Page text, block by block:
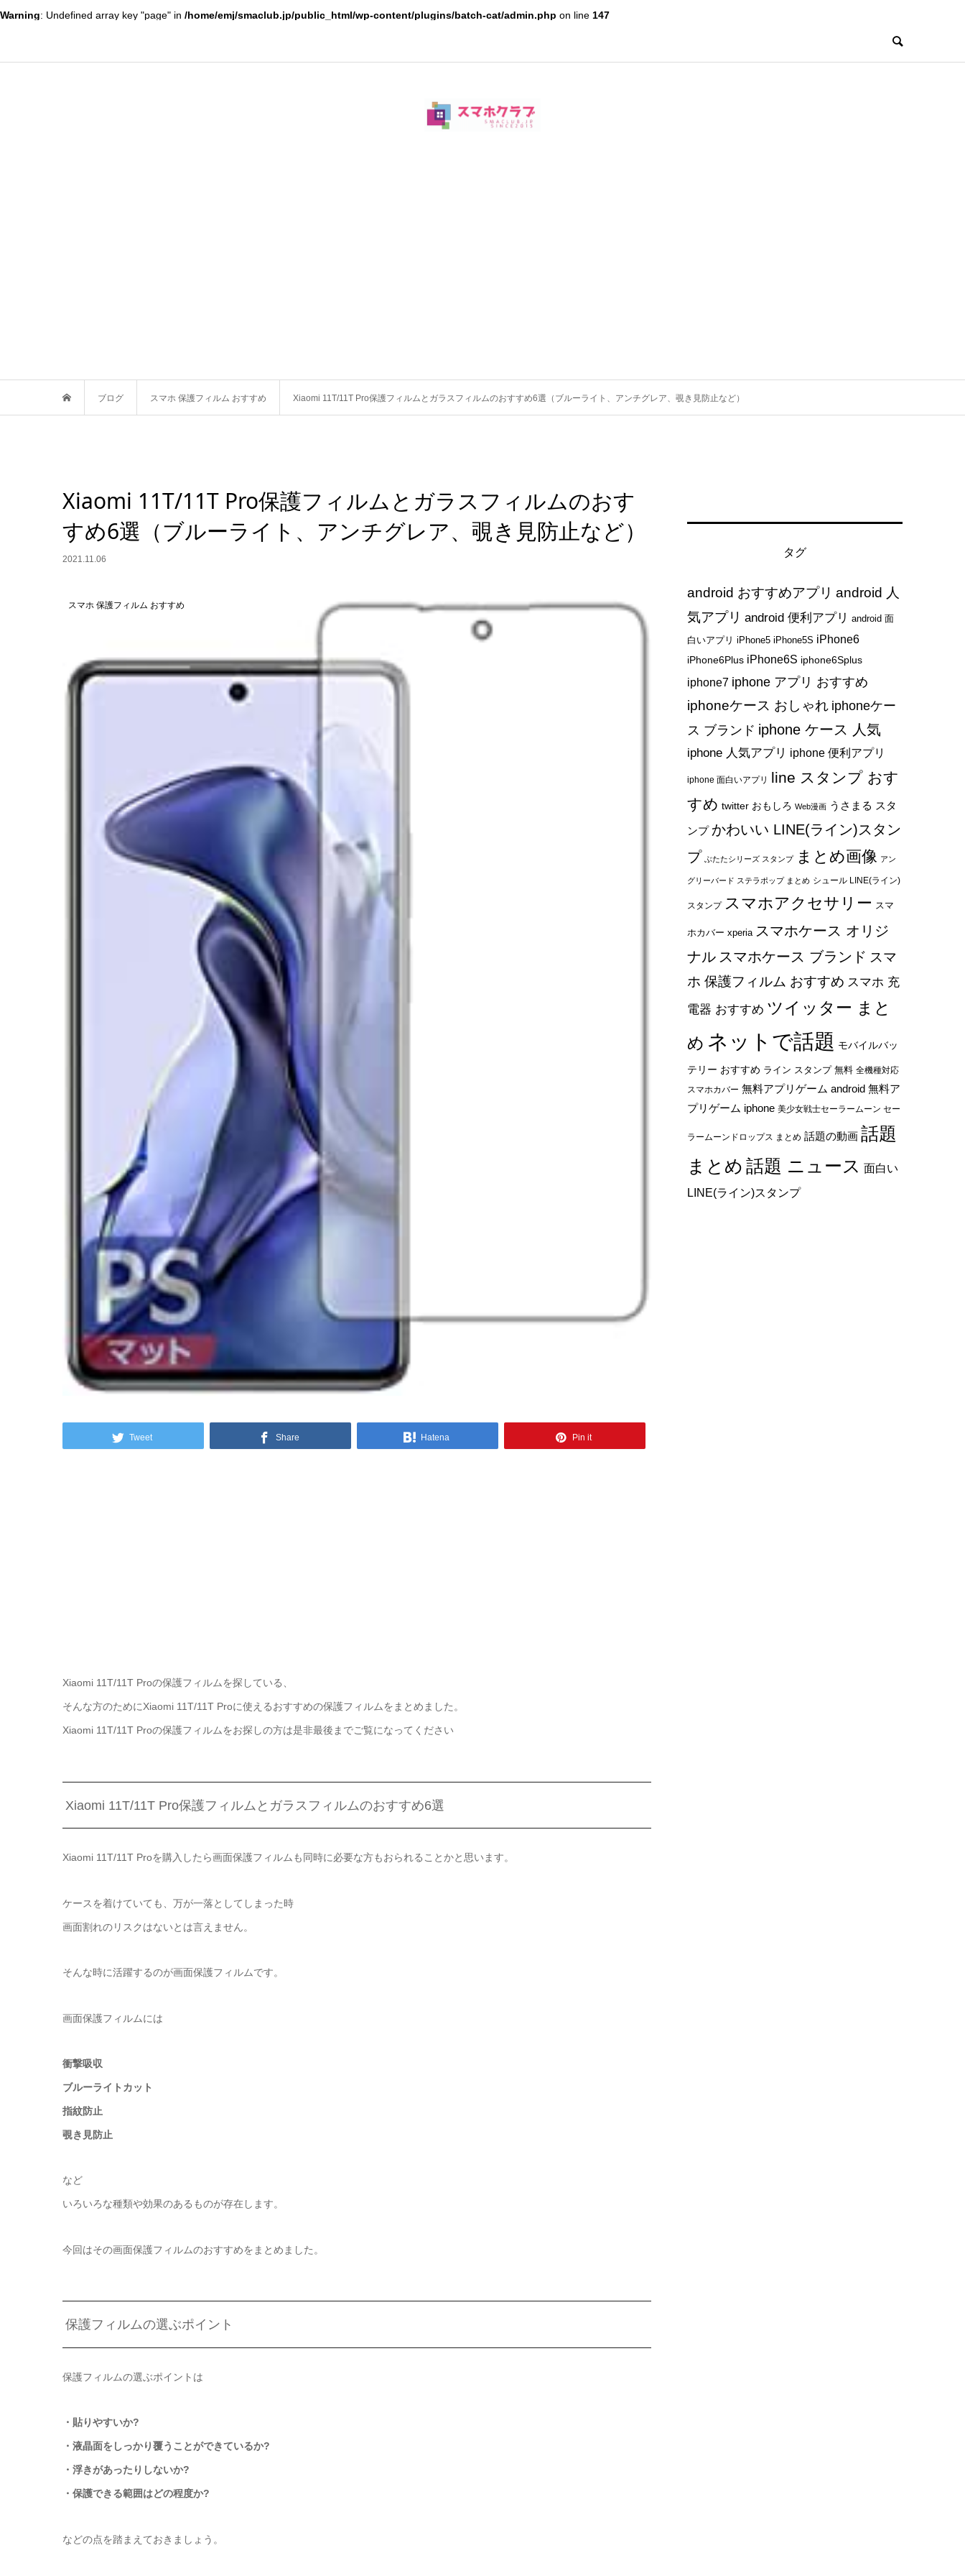
Warning: Undefined array key "page" in /home/emj/smaclub.jp/public_html/wp-content/plugins/batch-cat/admin.php on line 147
ブログ スマホ 保護フィルム おすすめ Xiaomi 11T/11T Pro保護フィルムとガラスフィルムのおすすめ6選（ブルーライト、アンチグレア、覗き見防止など）
Xiaomi 11T/11T Pro保護フィルムとガラスフィルムのおす
すめ6選（ブルーライト、アンチグレア、覗き見防止など）
2021.11.06
スマホ 保護フィルム おすすめ
Tweet Share Hatena Pin it
Xiaomi 11T/11T Proの保護フィルムを探している、
そんな方のためにXiaomi 11T/11T Proに使えるおすすめの保護フィルムをまとめました。
Xiaomi 11T/11T Proの保護フィルムをお探しの方は是非最後までご覧になってください
Xiaomi 11T/11T Pro保護フィルムとガラスフィルムのおすすめ6選
Xiaomi 11T/11T Proを購入したら画面保護フィルムも同時に必要な方もおられることかと思います。
ケースを着けていても、万が一落としてしまった時
画面割れのリスクはないとは言えません。
そんな時に活躍するのが画面保護フィルムです。
画面保護フィルムには
衝撃吸収
ブルーライトカット
指紋防止
覗き見防止
など
いろいろな種類や効果のあるものが存在します。
今回はその画面保護フィルムのおすすめをまとめました。
保護フィルムの選ぶポイント
保護フィルムの選ぶポイントは
・貼りやすいか?
・液晶面をしっかり覆うことができているか?
・浮きがあったりしないか?
・保護できる範囲はどの程度か?
などの点を踏まえておきましょう。
タグ
android おすすめアプリ android 人
気アプリ android 便利アプリ android 面
白いアプリ iPhone5 iPhone5S iPhone6
iPhone6Plus iPhone6S iphone6Splus
iphone7 iphone アプリ おすすめ
iphoneケース おしゃれ iphoneケー
ス ブランド iphone ケース 人気
iphone 人気アプリ iphone 便利アプリ
iphone 面白いアプリ line スタンプ おす
すめ twitter おもしろ Web漫画 うさまる スタ
ンプ かわいい LINE(ライン)スタン
プ ぶたたシリーズ スタンプ まとめ画像 アン
グリーバード ステラポップ まとめ シュール LINE(ライン)
スタンプ スマホアクセサリー スマ
ホカバー xperia スマホケース オリジ
ナル スマホケース ブランド スマ
ホ 保護フィルム おすすめ スマホ 充
電器 おすすめ ツイッター まと
め ネットで話題 モバイルバッ
テリー おすすめ ライン スタンプ 無料 全機種対応
スマホカバー 無料アプリゲーム android 無料ア
プリゲーム iphone 美少女戦士セーラームーン セー
ラームーンドロップス まとめ 話題の動画 話題
まとめ 話題 ニュース 面白い
LINE(ライン)スタンプ